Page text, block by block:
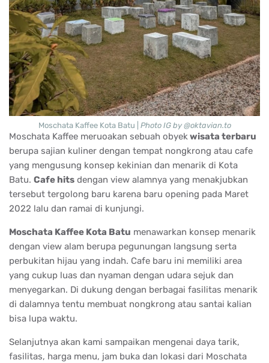
Moschata Kaffee Kota Batu | Photo IG by @oktavian.to
Moschata Kaffee meruoakan sebuah obyekwisata terbaru
berupa sajian kuliner dengan tempat nongkrong atau cafe
yang mengusung konsep kekinian dan menarik di Kota
Batu. Cafe hits dengan view alamnya yang menakjubkan
tersebut tergolong baru karena baru opening pada Maret
2022 lalu dan ramai di kunjungi.
Moschata Kaffee Kota Batu menawarkan konsep menarik
dengan view alam berupa pegunungan langsung serta
perbukitan hijau yang indah. Cafe baru ini memiliki area
yang cukup luas dan nyaman dengan udara sejuk dan
menyegarkan. Di dukung dengan berbagai fasilitas menarik
di dalamnya tentu membuat nongkrong atau santai kalian
bisa lupa waktu.
Selanjutnya akan kami sampaikan mengenai daya tarik,
fasilitas, harga menu, jam buka dan lokasi dari Moschata